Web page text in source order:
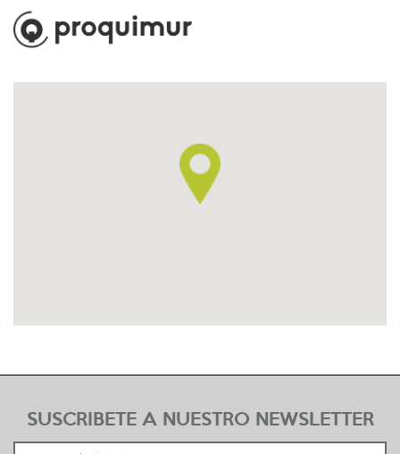
SUSCRIBETE A NUESTRO NEWSLETTER